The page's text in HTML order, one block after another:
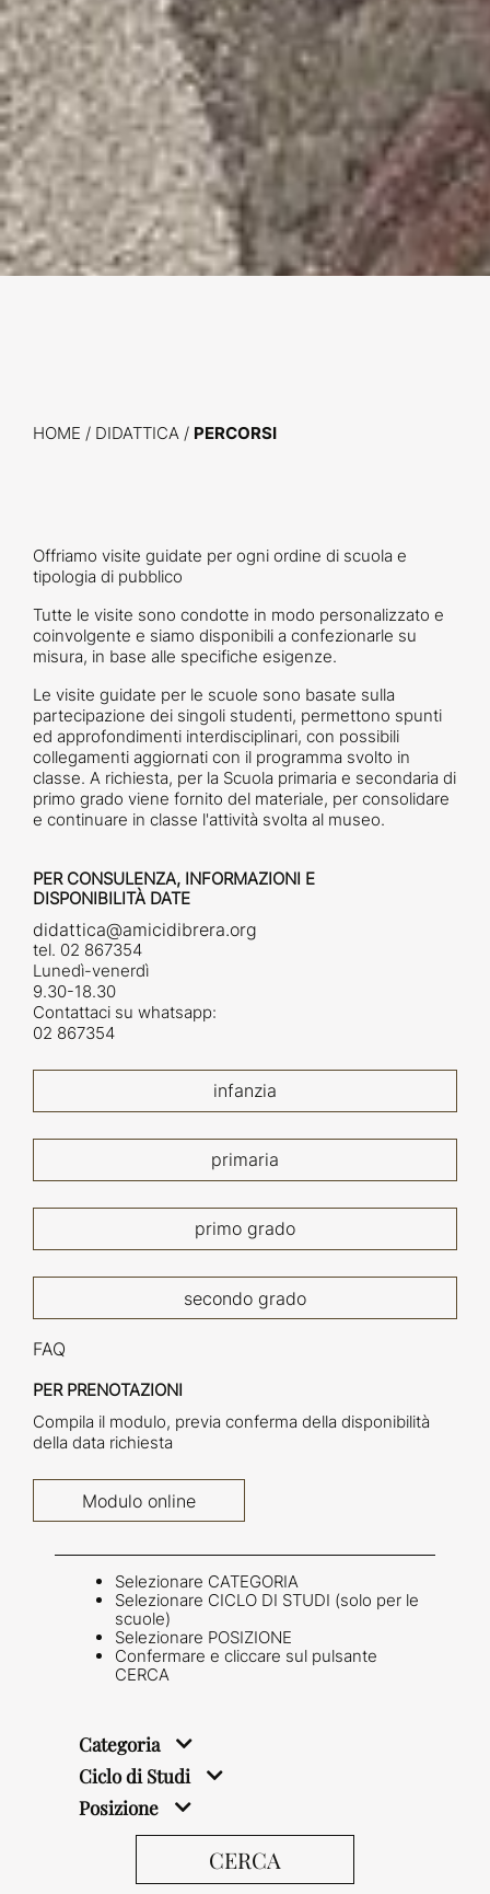
HOME / DIDATTICA / PERCORSI
Offriamo visite guidate per ogni ordine di scuola e
tipologia di pubblico
Tutte le visite sono condotte in modo personalizzato e
coinvolgente e siamo disponibili a confezionarle su
misura, in base alle specifiche esigenze.
Le visite guidate per le scuole sono basate sulla
partecipazione dei singoli studenti, permettono spunti
ed approfondimenti interdisciplinari, con possibili
collegamenti aggiornati con il programma svolto in
classe. A richiesta, per la Scuola primaria e secondaria di
primo grado viene fornito del materiale, per consolidare
e continuare in classe l'attività svolta al museo.
PER CONSULENZA, INFORMAZIONI E
DISPONIBILITÀ DATE
didattica@amicidibrera.org
tel. 02 867354
Lunedì-venerdì
9.30-18.30
Contattaci su whatsapp:
02 867354
infanzia
primaria
primo grado
secondo grado
FAQ
PER PRENOTAZIONI
Compila il modulo, previa conferma della disponibilità
della data richiesta
Modulo online
Selezionare CATEGORIA
Selezionare CICLO DI STUDI (solo per le
scuole)
Selezionare POSIZIONE
Confermare e cliccare sul pulsante
CERCA
Categoria
Ciclo di Studi
Posizione
CERCA